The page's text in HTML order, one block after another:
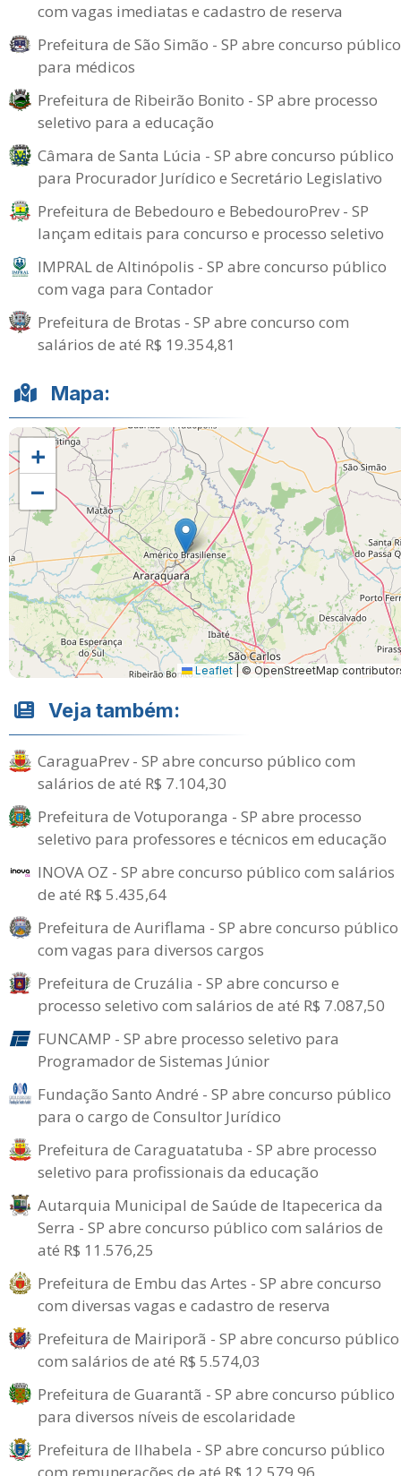
com vagas imediatas e cadastro de reserva
Prefeitura de São Simão - SP abre concurso público
para médicos
Prefeitura de Ribeirão Bonito - SP abre processo
seletivo para a educação
Câmara de Santa Lúcia - SP abre concurso público
para Procurador Jurídico e Secretário Legislativo
Prefeitura de Bebedouro e BebedouroPrev - SP
lançam editais para concurso e processo seletivo
IMPRAL de Altinópolis - SP abre concurso público
com vaga para Contador
Prefeitura de Brotas - SP abre concurso com
salários de até R$ 19.354,81
Mapa:
+
−
Leaflet © OpenStreetMap
Veja também:
CaraguaPrev - SP abre concurso público com
salários de até R$ 7.104,30
Prefeitura de Votuporanga - SP abre processo
seletivo para professores e técnicos em educação
INOVA OZ - SP abre concurso público com salários
de até R$ 5.435,64
Prefeitura de Auriflama - SP abre concurso público
com vagas para diversos cargos
Prefeitura de Cruzália - SP abre concurso e
processo seletivo com salários de até R$ 7.087,50
FUNCAMP - SP abre processo seletivo para
Programador de Sistemas Júnior
Fundação Santo André - SP abre concurso público
para o cargo de Consultor Jurídico
Prefeitura de Caraguatatuba - SP abre processo
seletivo para profissionais da educação
Autarquia Municipal de Saúde de Itapecerica da
Serra - SP abre concurso público com salários de
até R$ 11.576,25
Prefeitura de Embu das Artes - SP abre concurso
com diversas vagas e cadastro de reserva
Prefeitura de Mairiporã - SP abre concurso público
com salários de até R$ 5.574,03
Prefeitura de Guarantã - SP abre concurso público
para diversos níveis de escolaridade
Prefeitura de Ilhabela - SP abre concurso público